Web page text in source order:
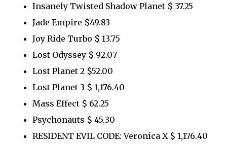
Insanely Twisted Shadow Planet $ 37.25
Jade Empire $49.83
Joy Ride Turbo $ 13.75
Lost Odyssey $ 92.07
Lost Planet 2 $52.00
Lost Planet 3 $ 1,176.40
Mass Effect $ 62.25
Psychonauts $ 45.30
RESIDENT EVIL CODE: Veronica X $ 1,176.40